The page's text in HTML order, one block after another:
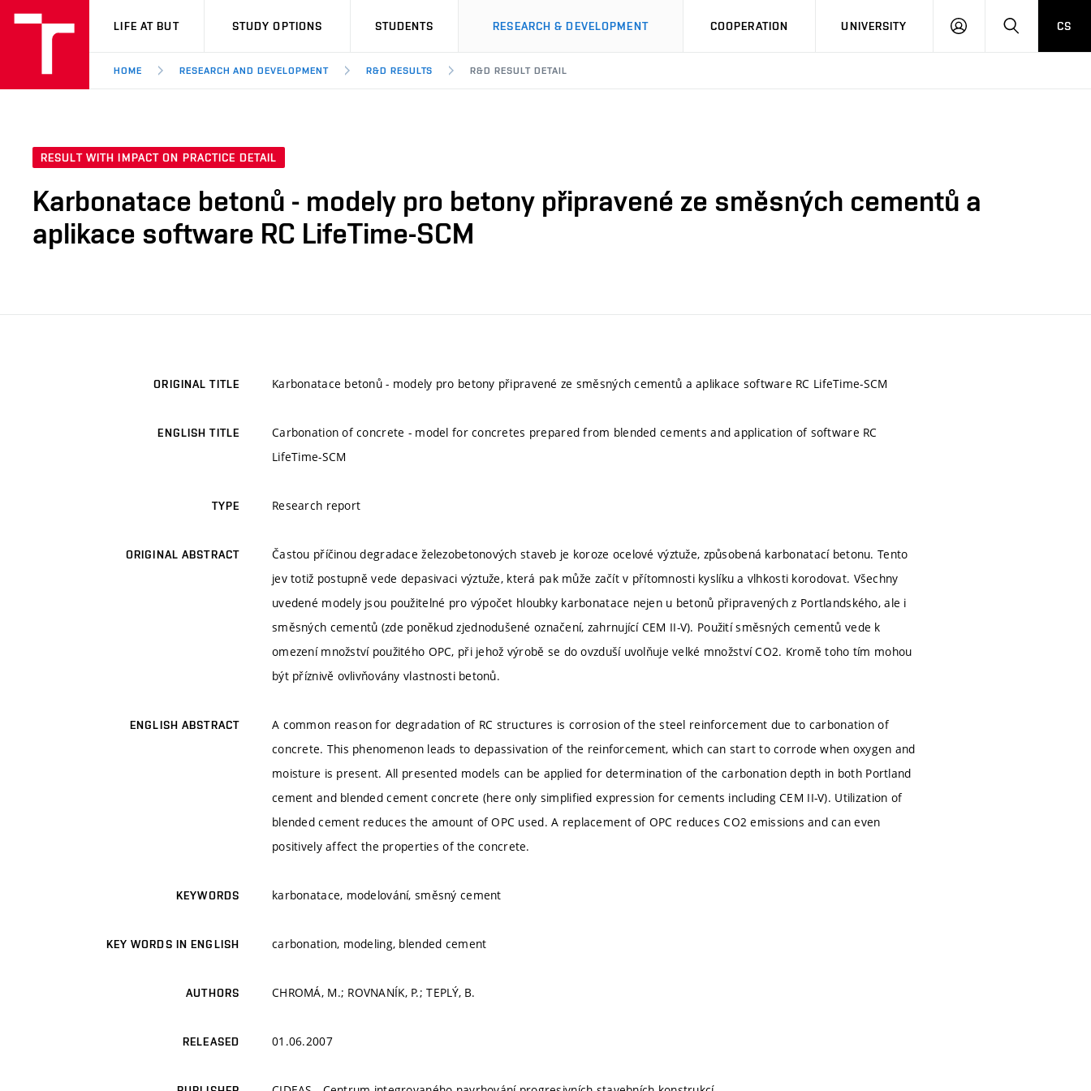
VUT
LIFE AT BUT STUDY OPTIONS STUDENTS RESEARCH & DEVELOPMENT COOPERATION UNIVERSITY
LOG
SEARCHCS
HOME RESEARCH AND DEVELOPMENT R&D RESULTS R&D RESULT DETAIL
RESULT WITH IMPACT ON PRACTICE DETAIL
Karbonatace betonů - modely pro betony připravené ze směsných cementů a
aplikace software RC LifeTime-SCM
ORIGINAL TITLE Karbonatace betonů - modely pro betony připravené ze směsných cementů a aplikace software RC LifeTime-SCM
ENGLISH TITLE
Carbonation of concrete - model for concretes prepared from blended cements and application of software RC
LifeTime-SCM
TYPE Research report
ORIGINAL ABSTRACT
Častou příčinou degradace železobetonových staveb je koroze ocelové výztuže, způsobená karbonatací betonu. Tento
jev totiž postupně vede depasivaci výztuže, která pak může začít v přítomnosti kyslíku a vlhkosti korodovat. Všechny
uvedené modely jsou použitelné pro výpočet hloubky karbonatace nejen u betonů připravených z Portlandského, ale i
směsných cementů (zde poněkud zjednodušené označení, zahrnující CEM II-V). Použití směsných cementů vede k
omezení množství použitého OPC, při jehož výrobě se do ovzduší uvolňuje velké množství CO2. Kromě toho tím mohou
být příznivě ovlivňovány vlastnosti betonů.
ENGLISH ABSTRACT
A common reason for degradation of RC structures is corrosion of the steel reinforcement due to carbonation of
concrete. This phenomenon leads to depassivation of the reinforcement, which can start to corrode when oxygen and
moisture is present. All presented models can be applied for determination of the carbonation depth in both Portland
cement and blended cement concrete (here only simplified expression for cements including CEM II-V). Utilization of
blended cement reduces the amount of OPC used. A replacement of OPC reduces CO2 emissions and can even
positively affect the properties of the concrete.
KEYWORDS karbonatace, modelování, směsný cement
KEY WORDS IN ENGLISH carbonation, modeling, blended cement
AUTHORS CHROMÁ, M.; ROVNANÍK, P.; TEPLÝ, B.
RELEASED 01.06.2007